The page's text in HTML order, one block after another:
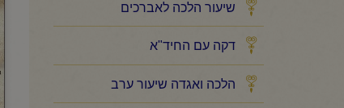
שיעור הלכה לאברכים
דקה עם החיד"א
הלכה ואגדה שיעור ערב